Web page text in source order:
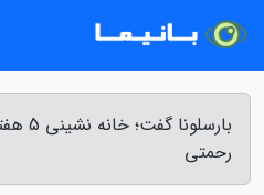
رحمتی